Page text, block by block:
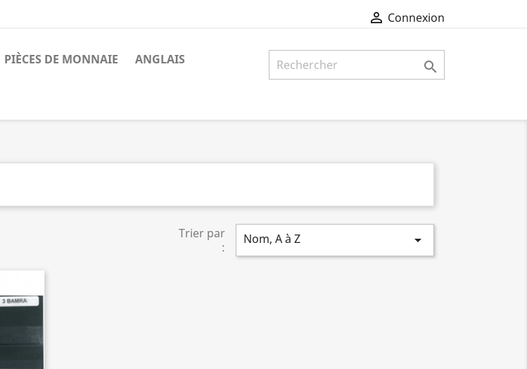
 Connexion

PIÈCES DE MONNAIE ANGLAIS
Trier par
:
Nom, A à Z 